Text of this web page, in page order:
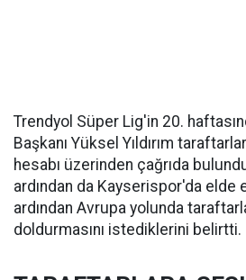
Trendyol Süper Lig'in 20.
Başkanı Yüksel Yıldırım
hesabı üzerinden çağrıda
ardından da Kayserispor'da elde
ardından Avrupa yolunda
doldurmasını istediklerini belirtti.